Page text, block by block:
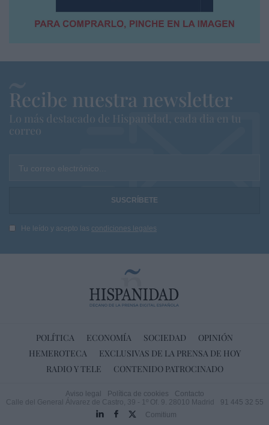
Recibe nuestra newsletter
Lo más destacado de Hispanidad, cada dia en tu
correo
Tu correo electrónico...
He leído y acepto las condiciones legales
POLÍTICA ECONOMÍA SOCIEDAD
OPINIÓN
HEMEROTECA
EXCLUSIVAS DE LA PRENSA DE HOY
RADIO Y TELE
CONTENIDO PATROCINADO
Aviso legal Política de cookies
Contacto
Calle del General Álvarez de Castro, 39 - 1º Of. 9. 28010 Madrid
91 445 32 55
Comitium